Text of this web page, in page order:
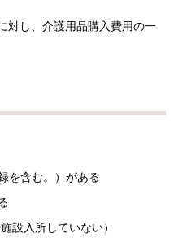
対し、介護用品購入費用の一
を含む。）がある
設入所していない）